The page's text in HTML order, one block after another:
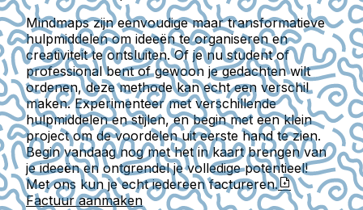
Mindmaps zijn eenvoudige maar transformatieve
hulpmiddelen om ideeën te organiseren en
creativiteit te ontsluiten. Of je nu student of
professional bent of gewoon je gedachten wilt
ordenen, deze methode kan echt een verschil
maken. Experimenteer met verschillende
hulpmiddelen en stijlen, en begin met een klein
project om de voordelen uit eerste hand te zien.
Begin vandaag nog met het in kaart brengen van
je ideeën en ontgrendel je volledige potentieel!
Met ons kun je echt iedereen factureren.
Factuur aanmaken